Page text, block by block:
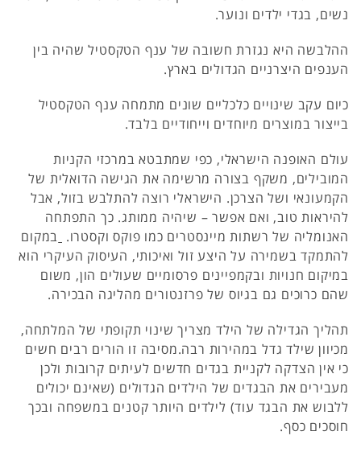
נשים, בגדי ילדים ונוער.
ההלבשה היא נגזרת חשובה של ענף הטקסטיל שהיה בין
הענפים היצרניים הגדולים בארץ.
כיום עקב שינויים כלכליים שונים מתמחה ענף הטקסטיל
בייצור במוצרים מיוחדים וייחודיים בלבד.
עולם האופנה הישראלי, כפי שמתבטא במרכזי הקניות
המובילים, משקף בצורה מרשימה את הגישה הדואלית של
הקמעונאי ושל הצרכן. הישראלי רוצה להתלבש בזול, אבל
להיראות טוב, ואם אפשר – שיהיה ממותג. כך התפתחה
האנומליה של רשתות מיינסטרים כמו פוקס וקסטרו. במקום
להתמקד בשמירה על היצע זול ואיכותי, העיסוק העיקרי הוא
במיקום חנויות ובקמפיינים פרסומיים שעולים הון, משום
שהם כרוכים גם בגיוס של פרזנטורים מהליגה הבכירה.
תהליך הגדילה של הילד מצריך שינוי תקופתי של המלתחה,
מכיוון שילד גדל במהירות רבה.מסיבה זו הורים רבים חשים
כי אין הצדקה לקניית בגדים חדשים לעיתים קרובות ולכן
מעבירים את הבגדים של הילדים הגדולים (שאינם יכולים
ללבוש את הבגד עוד) לילדים היותר קטנים במשפחה ובכך
חוסכים כסף.